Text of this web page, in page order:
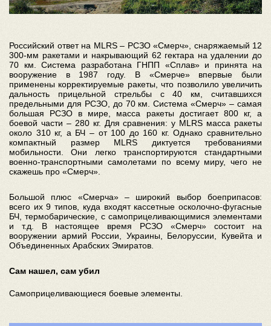
Российский ответ на MLRS – РСЗО «Смерч», снаряжаемый 12
300-мм ракетами и накрывающий 62 гектара на удалении до
70 км. Система разработана ГНПП «Сплав» и принята на
вооружение в 1987 году. В «Смерче» впервые были
применены корректируемые ракеты, что позволило увеличить
дальность прицельной стрельбы с 40 км, считавшихся
предельными для РСЗО, до 70 км. Система «Смерч» – самая
большая РСЗО в мире, масса ракеты достигает 800 кг, а
боевой части – 280 кг. Для сравнения: у MLRS масса ракеты
около 310 кг, а БЧ – от 100 до 160 кг. Однако сравнительно
компактный размер MLRS диктуется требованиями
мобильности. Они легко транспортируются стандартными
военно-транспортными самолетами по всему миру, чего не
скажешь про «Смерч».
Большой плюс «Смерча» – широкий выбор боеприпасов:
всего их 9 типов, куда входят кассетные осколочно-фугасные
БЧ, термобарические, с самоприцеливающимися элементами
и т.д. В настоящее время РСЗО «Смерч» состоит на
вооружении армий России, Украины, Белоруссии, Кувейта и
Объединенных Арабских Эмиратов.
Сам нашел, сам убил
Самоприцеливающиеся боевые элементы.